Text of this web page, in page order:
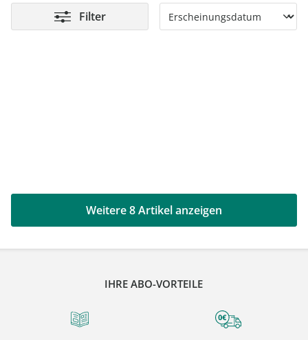
Filter
Weitere 8 Artikel anzeigen
IHRE ABO-VORTEILE